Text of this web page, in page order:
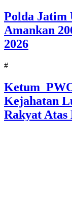
Polda Jatim
Amankan
2026
#
Ketum
Kejahatan
Rakyat Atas